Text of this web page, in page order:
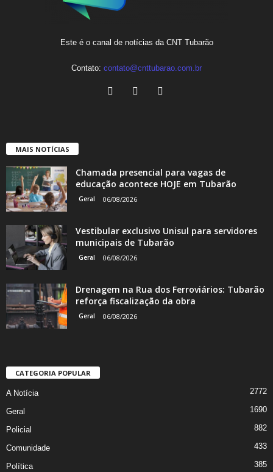
Este é o canal de notícias da CNT Tubarão
Contato: contato@cnttubarao.com.br
MAIS NOTÍCIAS
Chamada presencial para vagas de
educação acontece HOJE em Tubarão
Geral 06/08/2026
Vestibular exclusivo Unisul para servidores
municipais de Tubarão
Geral 06/08/2026
Drenagem na Rua dos Ferroviários: Tubarão
reforça fiscalização da obra
Geral 06/08/2026
CATEGORIA POPULAR
A Notícia 2772
Geral 1690
Policial 882
Comunidade 433
Política 385